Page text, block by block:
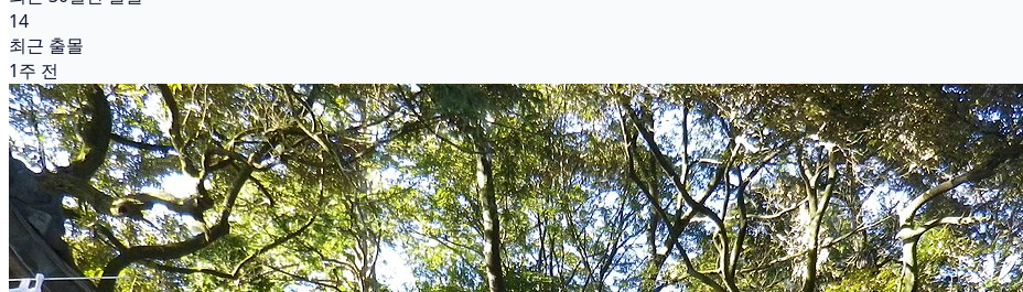
14
최근 출몰
1주 전